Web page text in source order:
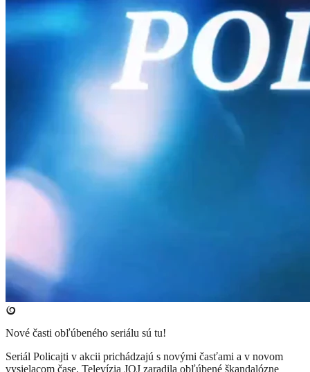
Nové časti obľúbeného seriálu sú tu!
Seriál Policajti v akcii prichádzajú s novými časťami a v novom
vysielacom čase. Televízia JOJ zaradila obľúbené škandalózne